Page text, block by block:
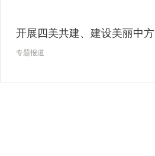
开展四美共建、建设美丽中方
专题报道